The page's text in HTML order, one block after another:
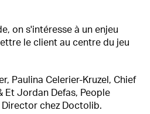
on s'intéresse à un enjeu
le client au centre du jeu
Paulina Celerier-Kruzel, Chief
Et Jordan Defas, People
Director chez Doctolib.